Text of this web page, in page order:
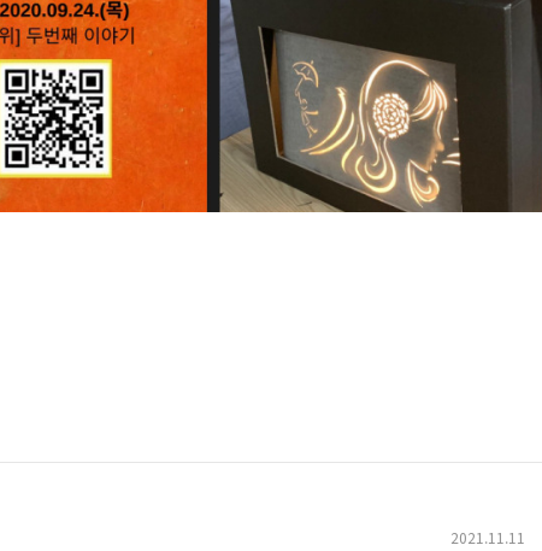
2021.11.11